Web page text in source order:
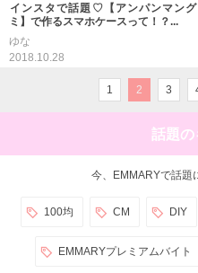
インスタで話題♡【アンパンマング
ミ】で作るスマホケースって！？...
ゆな
2018.10.28
1 2 3
話題の
今、EMMARYで話題
100均 CM DIY
EMMARYプレミアムバイト